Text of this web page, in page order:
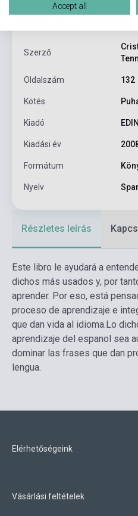
Szerző
Oldalszám 132
Kötés
Kiadó
Kiadási év
Formátum
Nyelv
Részletes leírás
Este libro le ayudará a
dichos más usados y, por
aprender. Por eso, está
proceso de aprendizaje e
que dan vida al idioma.Lo
aprendizaje del espanol sea
dominar las frases que dan
lengua.
Elérhetőségeink
Vásárlási feltételek
Accept all